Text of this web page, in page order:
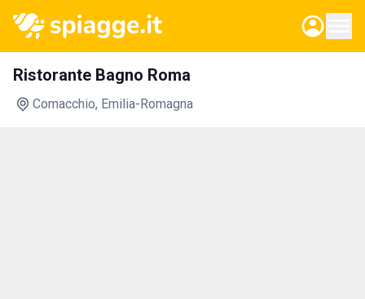
Ristorante Bagno Roma
Comacchio, Emilia-Romagna